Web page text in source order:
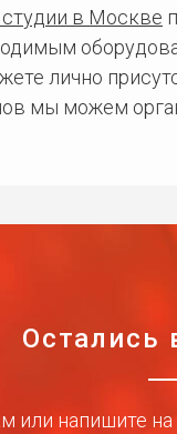
в Москве
лично
мы можем
Остались
или напишите